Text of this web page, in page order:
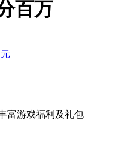
百万
富游戏福利 及礼包